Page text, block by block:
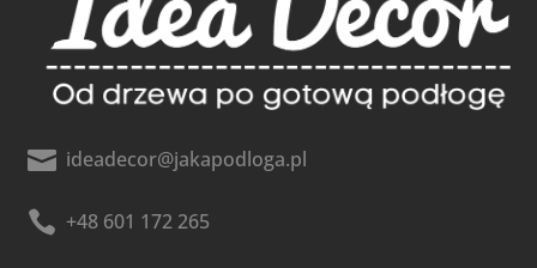
 ideadecor@jakapodloga.pl
 +48 601 172 265